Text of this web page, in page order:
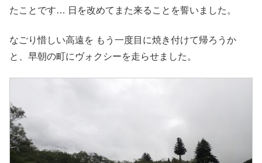
たことです… 日を改めてまた来ることを誓いました。
なごり惜しい高遠を もう一度目に焼き付けて帰ろうか
と、早朝の町にヴォクシーを走らせました。